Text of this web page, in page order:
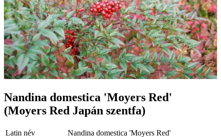
Nandina domestica 'Moyers Red'
(Moyers Red Japán szentfa)
Latin név
Nandina domestica 'Moyers Red'